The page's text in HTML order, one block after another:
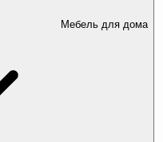
Мебель для дома